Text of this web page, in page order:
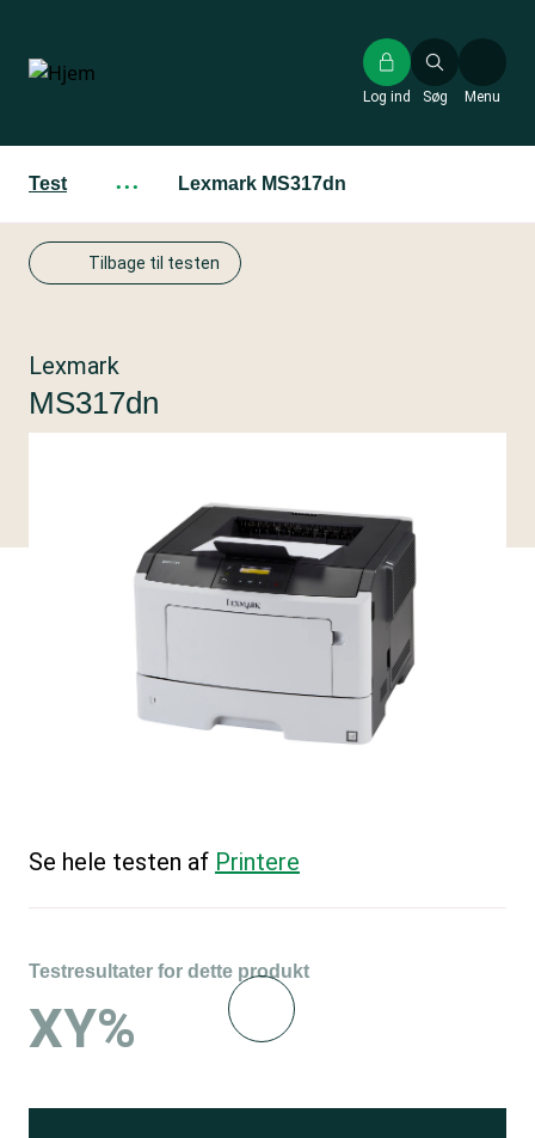
hovedindhold
Søg
Log ind Menu
Test ··· Lexmark MS317dn
Tilbage til testen
Lexmark
MS317dn
Se hele testen af Printere
Testresultater for dette produkt
XY%